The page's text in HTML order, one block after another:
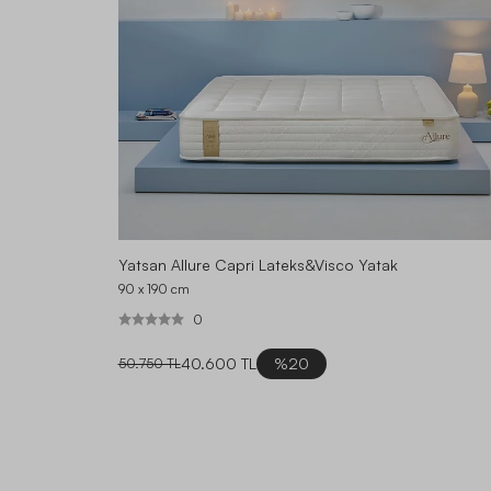
Yatsan Allure Capri Lateks&Visco Yatak
90 x 190 cm
0
50.750 TL40.600 TL %20